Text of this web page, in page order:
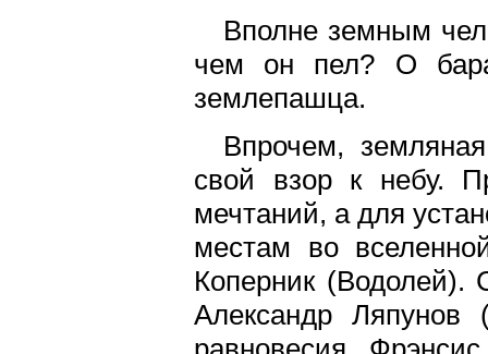
Вполне земным
чем он пел? О
землепашца.
Впрочем,
свой взор к небу.
мечтаний, а для
местам во
Коперник
Александр Ляпунов